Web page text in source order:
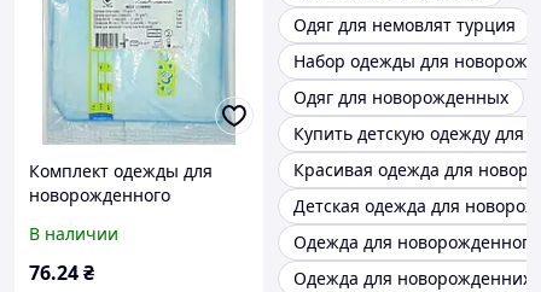
Комплект одежды для
новорожденного
стерильный № 1 Славна/
Технокомплекс
В наличии
76.24₴
Одяг для немовлят турция
Набор одежды для
Одяг для новорожденных
Купить детскую одежду для
Красивая одежда для
Детская одежда для
Одежда для
Одежда для новорожденних